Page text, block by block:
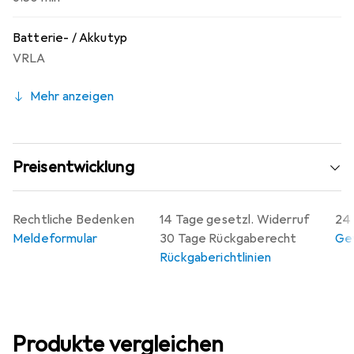
Batterie- / Akkutyp
VRLA
Mehr anzeigen
Preisentwicklung
14 Tage gesetzl. Widerruf
30 Tage Rückgaberecht
Rückgaberichtlinien
24
Rechtliche Bedenken
Meldeformular
Produkte vergleichen